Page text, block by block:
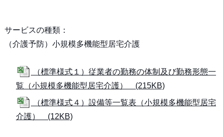
サービスの種類：
（介護予防）小規模多機能型居宅介護
（標準様式１）従業者の勤務の体制及び勤務形態一
覧（小規模多機能型居宅介護） (215KB)
（標準様式４）設備等一覧表（小規模多機能型居宅
介護） (12KB)